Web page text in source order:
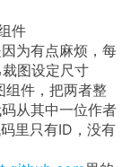
件
为有点麻烦，每
图设定尺寸
组件，把两者整
从其中一位作者
里只有ID，没有